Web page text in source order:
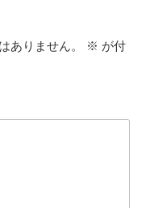
ありません。 ※ が付